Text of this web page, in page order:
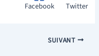
Facebook Twitter
SUIVANT